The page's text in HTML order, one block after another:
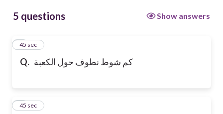
5 questions Show answers
Q. كم شوط نطوف حول الكعبة
1
45 sec
2
45 sec